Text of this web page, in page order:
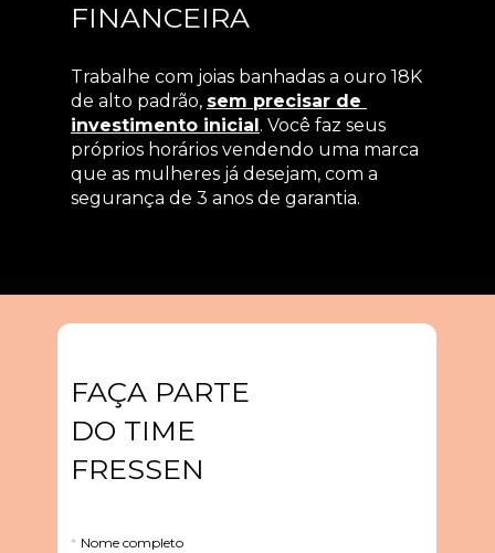
FINANCEIRA
Trabalhe com joias banhadas a ouro 18K
de alto padrão, sem precisar de
investimento inicial. Você faz seus
próprios horários vendendo uma marca
que as mulheres já desejam, com a
segurança de 3 anos de garantia.
* Nome completo
FAÇA PARTE
DO TIME
FRESSEN